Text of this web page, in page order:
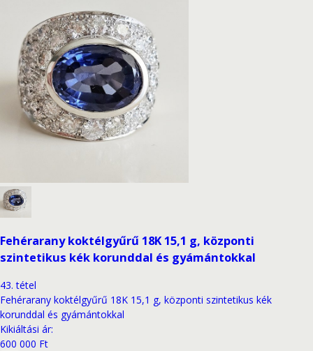
Fehérarany koktélgyűrű 18K 15,1 g, központi
szintetikus kék korunddal és gyámántokkal
43. tétel
Fehérarany koktélgyűrű 18K 15,1 g, központi szintetikus kék
korunddal és gyámántokkal
Kikiáltási ár:
600 000 Ft